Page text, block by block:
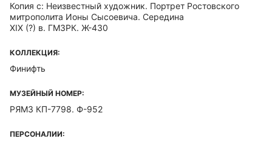
Копия с: Неизвестный художник. Портрет Ростовского
митрополита Ионы Сысоевича. Середина
XIX (?) в. ГМЗРК. Ж-430
КОЛЛЕКЦИЯ:
Финифть
МУЗЕЙНЫЙ НОМЕР:
РЯМЗ КП-7798. Ф-952
ПЕРСОНАЛИИ: